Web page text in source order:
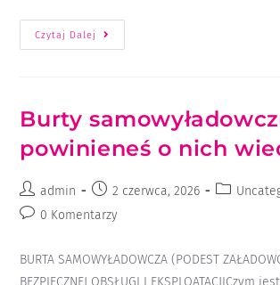
Czytaj Dalej
Burty
powinieneś o nich
admin 2 czerwca, 2026
0 Komentarzy
BURTA SAMOWYŁADOWCZA (PODEST